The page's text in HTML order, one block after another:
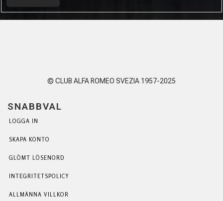
© CLUB ALFA ROMEO SVEZIA 1957-2025
SNABBVAL
LOGGA IN
SKAPA KONTO
GLÖMT LÖSENORD
INTEGRITETSPOLICY
ALLMÄNNA VILLKOR